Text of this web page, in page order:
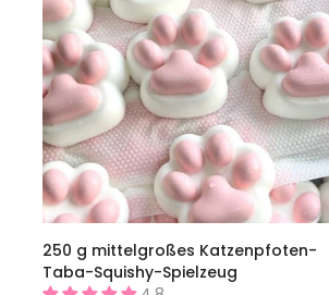
250 g mittelgroßes Katzenpfoten-
Taba-Squishy-Spielzeug